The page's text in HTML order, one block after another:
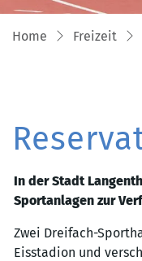
Home Freizeit
In der Stadt
Sportanlagen zur
Zwei Dreifach-
Eisstadion und